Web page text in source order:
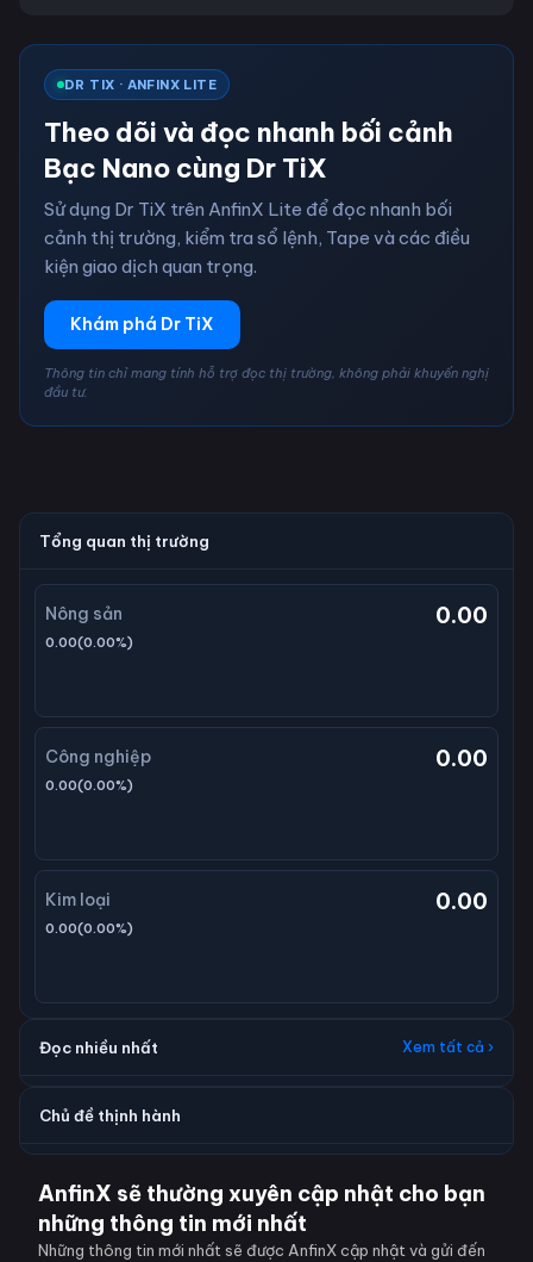
DR TIX · ANFINX LITE
Theo dõi và đọc nhanh bối cảnh
Bạc Nano cùng Dr TiX
Sử dụng Dr TiX trên AnfinX Lite để đọc nhanh bối
cảnh thị trường, kiểm tra sổ lệnh, Tape và các điều
kiện giao dịch quan trọng.
Khám phá Dr TiX
Thông tin chỉ mang tính hỗ trợ đọc thị trường, không phải khuyến nghị
đầu tư.
Tổng quan thị trường
Nông sản 0.00
0.00(0.00%)
Công nghiệp 0.00
0.00(0.00%)
Kim loại 0.00
0.00(0.00%)
Đọc nhiều nhất Xem tất cả ›
Chủ đề thịnh hành
AnfinX sẽ thường xuyên cập nhật cho bạn
những thông tin mới nhất
Những thông tin mới nhất sẽ được AnfinX cập nhật và gửi đến